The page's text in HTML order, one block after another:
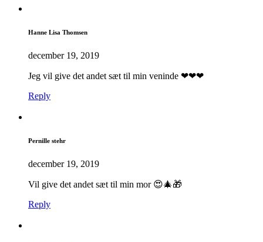
Hanne Lisa Thomsen
december 19, 2019
Jeg vil give det andet sæt til min veninde ❤❤❤
Reply
Pernille stehr
december 19, 2019
Vil give det andet sæt til min mor 😍🎄🎁
Reply